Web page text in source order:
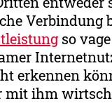
Verbindung
so
erkennen
mit ihm